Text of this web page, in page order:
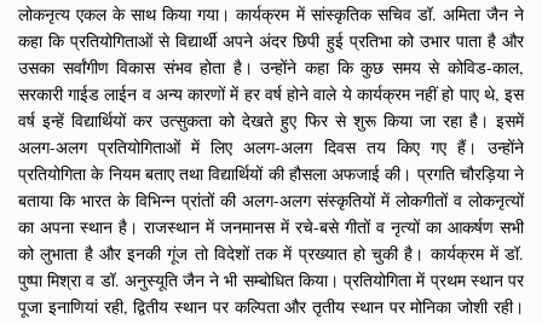
लोकनृत्य एकल के साथ किया गया। कार्यक्रम में सांस्कृतिक सचिव डॉ. अमिता जैन ने
कहा कि प्रतियोगिताओं से विद्यार्थी अपने अंदर छिपी हुई प्रतिभा को उभार पाता है और
उसका सर्वांगीण विकास संभव होता है। उन्होंने कहा कि कुछ समय से कोविड-काल,
सरकारी गाईड लाईन व अन्य कारणों में हर वर्ष होने वाले ये कार्यक्रम नहीं हो पाए थे, इस
वर्ष इन्हें विद्यार्थियों कर उत्सुकता को देखते हुए फिर से शुरू किया जा रहा है। इसमें
अलग-अलग प्रतियोगिताओं में लिए अलग-अलग दिवस तय किए गए हैं। उन्होंने
प्रतियोगिता के नियम बताए तथा विद्यार्थियों की हौसला अफजाई की। प्रगति चौरड़िया ने
बताया कि भारत के विभिन्न प्रांतों की अलग-अलग संस्कृतियों में लोकगीतों व लोकनृत्यों
का अपना स्थान है। राजस्थान में जनमानस में रचे-बसे गीतों व नृत्यों का आकर्षण सभी
को लुभाता है और इनकी गूंज तो विदेशों तक में प्रख्यात हो चुकी है। कार्यक्रम में डॉ.
पुष्पा मिश्रा व डॉ. अनुस्यूति जैन ने भी सम्बोधित किया। प्रतियोगिता में प्रथम स्थान पर
पूजा इनाणियां रही, द्वितीय स्थान पर कल्पिता और तृतीय स्थान पर मोनिका जोशी रही।